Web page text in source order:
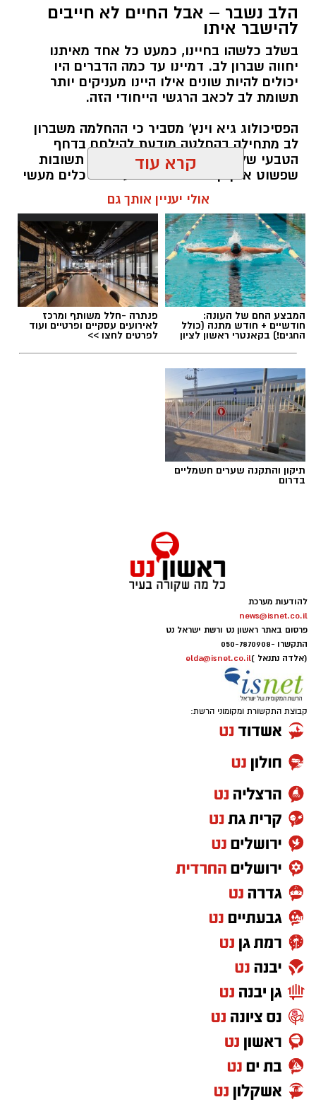
הלב נשבר – אבל החיים לא חייבים
להישבר איתו
בשלב כלשהו בחיינו, כמעט כל אחד מאיתנו
יחווה שברון לב. דמיינו עד כמה הדברים היו
יכולים להיות שונים אילו היינו מעניקים יותר
תשומת לב לכאב הרגשי הייחודי הזה.
הפסיכולוג גיא וינץ' מסביר כי ההחלמה משברון
לב מתחילה בהחלטה מודעת להילחם בדחף
הטבעי שלנו לייפות את העבר ולחפש תשובות
שפשוט אינן קיימות. הוא מציע ארגז כלים מעשי
שיעזור לנו, בהדרגה, להשתחרר מהכאב ולהמשיך
הלב שלנו אולי נשבר לפעמים, אבל אנחנו לא
חייבים להישבר יחד איתו.
מערכת האתר / 09:04 23.07.26
תגים:טד
יש לכם מידע חשוב שטרם נחשף? צילומים מאירוע
חדשותי? מצאתם טעות בכתבה? נשמח שתשתפו
אותנו
קרא עוד
אולי יעניין אותך גם
המבצע החם של העונה:
חודשיים + חודש מתנה (כולל
החגים!) בקאנטרי ראשון לציון
פנתרה -חלל משותף ומרכז
לאירועים עסקיים ופרטיים ועוד
לפרטים לחצו >>
תיקון והתקנה שערים חשמליים
בדרום
להודעות מערכת
news@isnet.co.il
פרסום באתר ראשון נט ורשת ישראל נט
התקשרו -050-7870908
(אלדה נתנאל )elda@isnet.co.il
קבוצת התקשורת ומקומוני הרשת: